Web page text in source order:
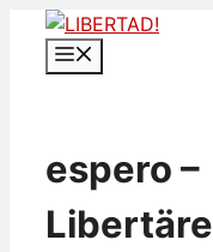
Zum
Inhalt
springen
espero –
Libertäre